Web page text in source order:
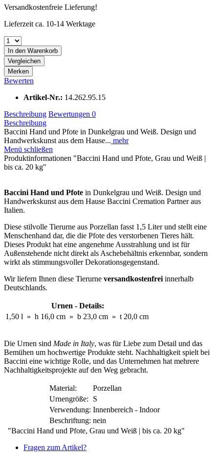
Versandkostenfreie Lieferung!
Lieferzeit ca. 10-14 Werktage
In den Warenkorb
Vergleichen
Merken
Bewerten
Artikel-Nr.: 14.262.95.15
Beschreibung Bewertungen 0
Beschreibung
Baccini Hand und Pfote in Dunkelgrau und Weiß. Design und
Handwerkskunst aus dem Hause... mehr
Menü schließen
Produktinformationen "Baccini Hand und Pfote, Grau und Weiß |
bis ca. 20 kg"
Baccini Hand und Pfote in Dunkelgrau und Weiß. Design und
Handwerkskunst aus dem Hause Baccini Cremation Partner aus
Italien.
Diese stilvolle Tierurne aus Porzellan fasst 1,5 Liter und stellt eine
Menschenhand dar, die die Pfote des verstorbenen Tieres hält.
Dieses Produkt hat eine angenehme Ausstrahlung und ist für
Außenstehende nicht direkt als Aschebehältnis erkennbar, sondern
wirkt als stimmungsvoller Dekorationsgegenstand.
Wir liefern Ihnen diese Tierurne versandkostenfrei innerhalb
Deutschlands.
Urnen - Details:
1,50 l » h 16,0 cm » b 23,0 cm » t 20,0 cm
Die Urnen sind Made in Italy, was für Liebe zum Detail und das
Bemühen um hochwertige Produkte steht. Nachhaltigkeit spielt bei
Baccini eine wichtige Rolle, und das Unternehmen hat mehrere
Nachhaltigkeitsprojekte auf den Weg gebracht.
Material:
Porzellan
Urnengröße:
S
Verwendung: Innenbereich - Indoor
Beschriftung: nein
"Baccini Hand und Pfote, Grau und Weiß | bis ca. 20 kg"
Fragen zum Artikel?